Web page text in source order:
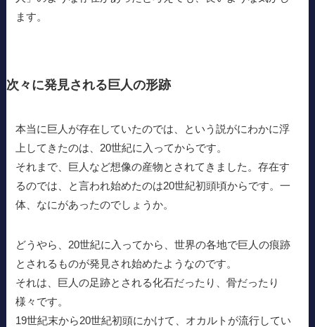
ます。
次々に発見される巨人の形跡
本当に巨人が存在していたのでは、という説がにわかに浮
上してきたのは、20世紀に入ってからです。
それまで、巨人など想像の産物とされてきました。存在す
るのでは、と言われ始めたのは20世紀初頭頃からです。一
体、なにがあったのでしょうか。
どうやら、20世紀に入ってから、世界の各地で巨人の痕跡
とされるものが発見され始めたようなのです。
それは、巨人の足跡とされる化石だったり、骨だったり
様々です。
19世紀末から20世紀初頭にかけて、オカルトが流行してい